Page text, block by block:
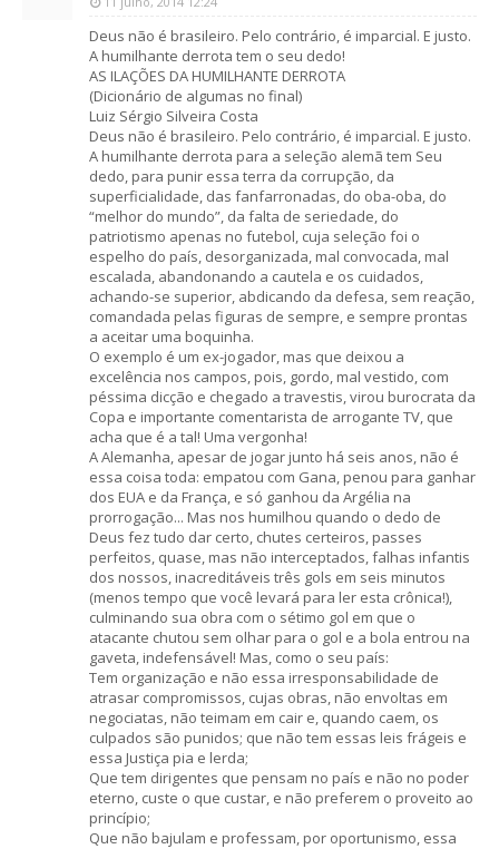
Deus não é brasileiro. Pelo contrário, é imparcial. E justo.
A humilhante derrota tem o seu dedo!
AS ILAÇÕES DA HUMILHANTE DERROTA
(Dicionário de algumas no final)
Luiz Sérgio Silveira Costa
Deus não é brasileiro. Pelo contrário, é imparcial. E justo.
A humilhante derrota para a seleção alemã tem Seu
dedo, para punir essa terra da corrupção, da
superficialidade, das fanfarronadas, do oba-oba, do
“melhor do mundo”, da falta de seriedade, do
patriotismo apenas no futebol, cuja seleção foi o
espelho do país, desorganizada, mal convocada, mal
escalada, abandonando a cautela e os cuidados,
achando-se superior, abdicando da defesa, sem reação,
comandada pelas figuras de sempre, e sempre prontas
a aceitar uma boquinha.
O exemplo é um ex-jogador, mas que deixou a
excelência nos campos, pois, gordo, mal vestido, com
péssima dicção e chegado a travestis, virou burocrata da
Copa e importante comentarista de arrogante TV, que
acha que é a tal! Uma vergonha!
A Alemanha, apesar de jogar junto há seis anos, não é
essa coisa toda: empatou com Gana, penou para ganhar
dos EUA e da França, e só ganhou da Argélia na
prorrogação... Mas nos humilhou quando o dedo de
Deus fez tudo dar certo, chutes certeiros, passes
perfeitos, quase, mas não interceptados, falhas infantis
dos nossos, inacreditáveis três gols em seis minutos
(menos tempo que você levará para ler esta crônica!),
culminando sua obra com o sétimo gol em que o
atacante chutou sem olhar para o gol e a bola entrou na
gaveta, indefensável! Mas, como o seu país:
Tem organização e não essa irresponsabilidade de
atrasar compromissos, cujas obras, não envoltas em
negociatas, não teimam em cair e, quando caem, os
culpados são punidos; que não tem essas leis frágeis e
essa Justiça pia e lerda;
Que tem dirigentes que pensam no país e não no poder
eterno, custe o que custar, e não preferem o proveito ao
princípio;
Que não bajulam e professam, por oportunismo, essa